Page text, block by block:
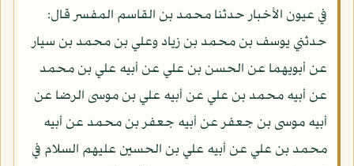
في عيون الأخبار حدثنا محمد بن القاسم المفسر قال:
حدثني يوسف بن محمد بن زياد وعلي بن محمد بن سيار
عن أبويهما عن الحسن بن علي عن أبيه علي بن محمد
عن أبيه محمد بن علي عن أبيه علي بن موسى الرضا عن
أبيه موسى بن جعفر عن أبيه جعفر بن محمد عن أبيه
محمد بن علي عن أبيه علي بن الحسين عليهم السلام في